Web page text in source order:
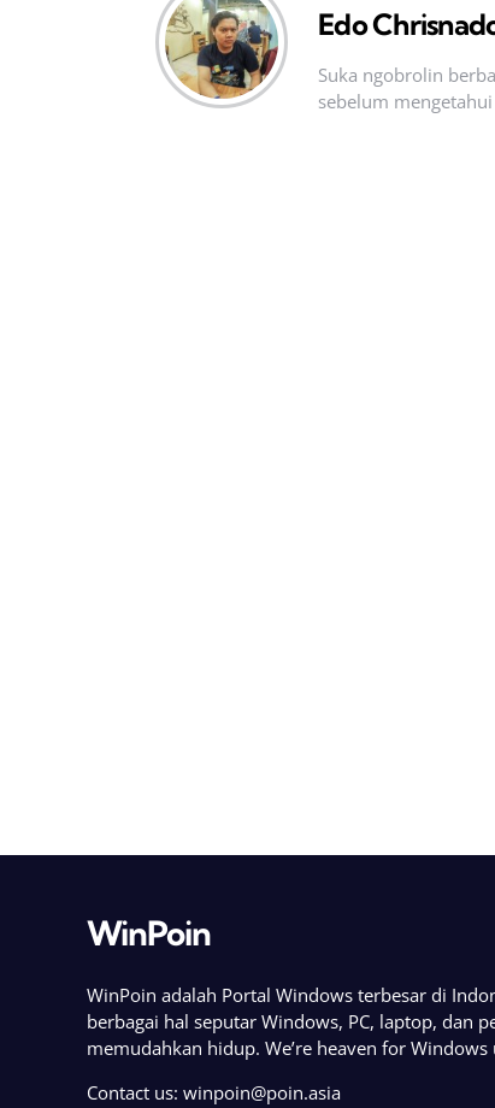
Edo
Suka ngobrolin
sebelum
WinPoin
WinPoin adalah Portal Windows terbesar di
berbagai hal seputar Windows, PC, laptop, dan
memudahkan hidup. We’re heaven for Windows
Contact us: winpoin@poin.asia